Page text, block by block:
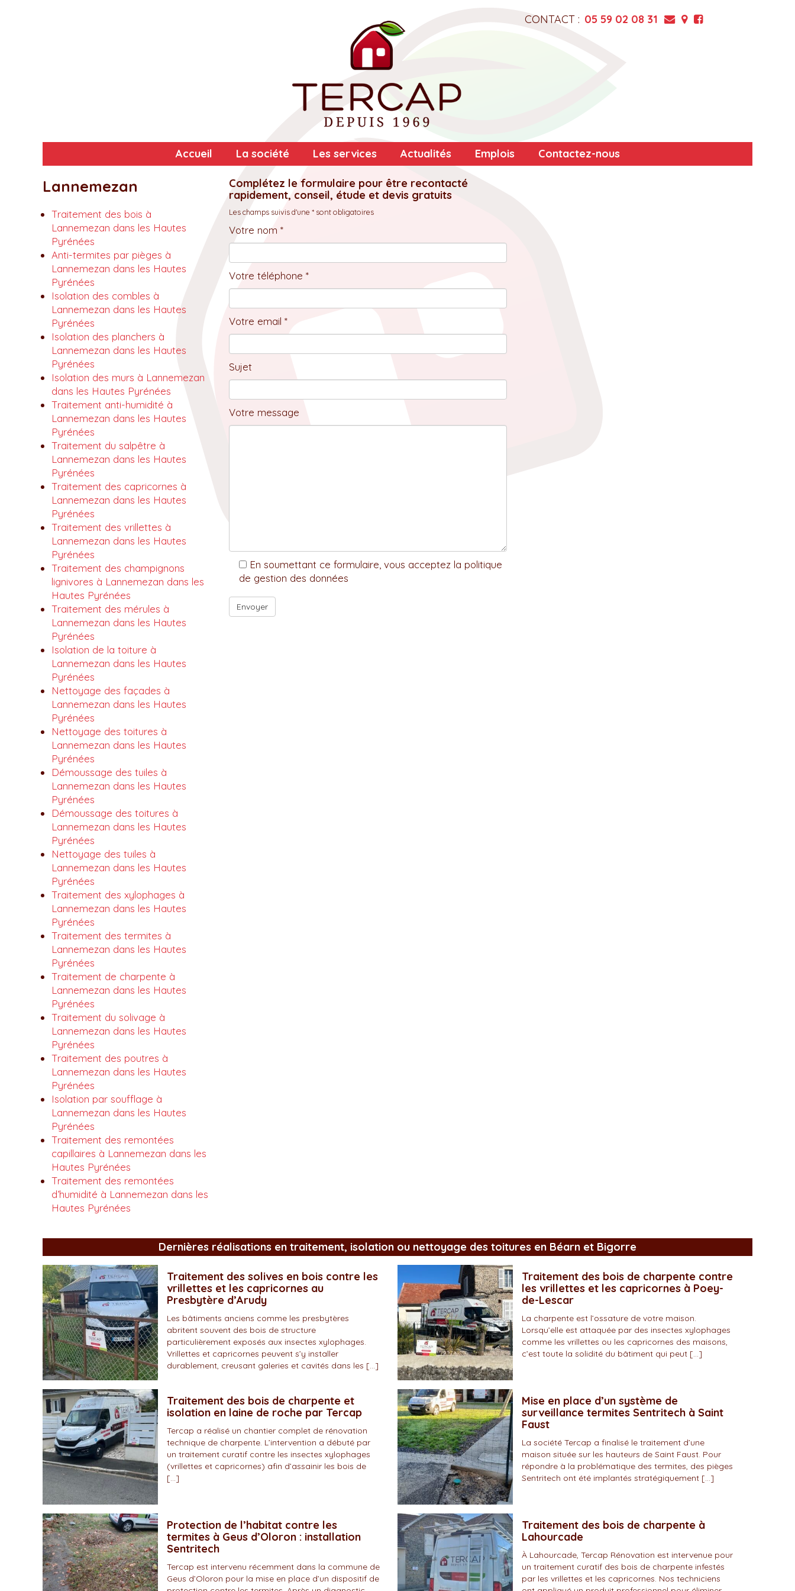
CONTACT : 05 59 02 08 31
Accueil La société Les services Actualités Emplois Contactez-nous
Lannemezan
Traitement des bois à
Lannemezan dans les Hautes
Pyrénées
Anti-termites par pièges à
Lannemezan dans les Hautes
Pyrénées
Isolation des combles à
Lannemezan dans les Hautes
Pyrénées
Isolation des planchers à
Lannemezan dans les Hautes
Pyrénées
Isolation des murs à Lannemezan
dans les Hautes Pyrénées
Traitement anti-humidité à
Lannemezan dans les Hautes
Pyrénées
Traitement du salpêtre à
Lannemezan dans les Hautes
Pyrénées
Traitement des capricornes à
Lannemezan dans les Hautes
Pyrénées
Traitement des vrillettes à
Lannemezan dans les Hautes
Pyrénées
Traitement des champignons
lignivores à Lannemezan dans les
Hautes Pyrénées
Traitement des mérules à
Lannemezan dans les Hautes
Pyrénées
Isolation de la toiture à
Lannemezan dans les Hautes
Pyrénées
Nettoyage des façades à
Lannemezan dans les Hautes
Pyrénées
Nettoyage des toitures à
Lannemezan dans les Hautes
Pyrénées
Démoussage des tuiles à
Lannemezan dans les Hautes
Pyrénées
Démoussage des toitures à
Lannemezan dans les Hautes
Pyrénées
Nettoyage des tuiles à
Lannemezan dans les Hautes
Pyrénées
Traitement des xylophages à
Lannemezan dans les Hautes
Pyrénées
Traitement des termites à
Lannemezan dans les Hautes
Pyrénées
Traitement de charpente à
Lannemezan dans les Hautes
Pyrénées
Traitement du solivage à
Lannemezan dans les Hautes
Pyrénées
Traitement des poutres à
Lannemezan dans les Hautes
Pyrénées
Isolation par soufflage à
Lannemezan dans les Hautes
Pyrénées
Traitement des remontées
capillaires à Lannemezan dans les
Hautes Pyrénées
Traitement des remontées
d’humidité à Lannemezan dans les
Hautes Pyrénées
Complétez le formulaire pour être recontacté
rapidement, conseil, étude et devis gratuits
Les champs suivis d'une * sont obligatoires
Votre nom *
Votre téléphone *
Votre email *
Sujet
Votre message
En soumettant ce formulaire, vous acceptez la politique
de gestion des données
Dernières réalisations en traitement, isolation ou nettoyage des toitures en Béarn et Bigorre
Traitement des solives en bois contre les
vrillettes et les capricornes au
Presbytère d’Arudy
Les bâtiments anciens comme les presbytères
abritent souvent des bois de structure
particulièrement exposés aux insectes xylophages.
Vrillettes et capricornes peuvent s’y installer
durablement, creusant galeries et cavités dans les […]
Traitement des bois de charpente contre
les vrillettes et les capricornes à Poey-
de-Lescar
La charpente est l’ossature de votre maison.
Lorsqu’elle est attaquée par des insectes xylophages
comme les vrillettes ou les capricornes des maisons,
c’est toute la solidité du bâtiment qui peut […]
Traitement des bois de charpente et
isolation en laine de roche par Tercap
Tercap a réalisé un chantier complet de rénovation
technique de charpente. L’intervention a débuté par
un traitement curatif contre les insectes xylophages
(vrillettes et capricornes) afin d’assainir les bois de
[…]
Mise en place d’un système de
surveillance termites Sentritech à Saint
Faust
La société Tercap a finalisé le traitement d’une
maison située sur les hauteurs de Saint Faust. Pour
répondre à la problématique des termites, des pièges
Sentritech ont été implantés stratégiquement […]
Protection de l’habitat contre les
termites à Geus d’Oloron : installation
Sentritech
Tercap est intervenu récemment dans la commune de
Geus d’Oloron pour la mise en place d’un dispositif de
Traitement des bois de charpente à
Lahourcade
À Lahourcade, Tercap Rénovation est intervenue pour
un traitement curatif des bois de charpente infestés
par les vrillettes et les capricornes. Nos techniciens